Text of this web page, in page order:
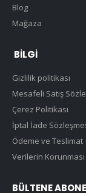
Blog
Mağaza
BILGI
Gizlilik politikası
Mesafeli Satış
Çerez Politikası
İptal İade
Ödeme ve Teslimat
Verilerin Korunması
BÜLTENE